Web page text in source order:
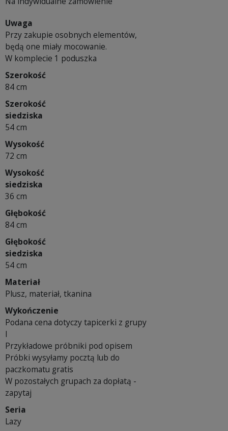
Uwaga
Przy zakupie osobnych elementów,
będą one miały mocowanie.
W komplecie 1 poduszka
Szerokość
84 cm
Szerokość
siedziska
54 cm
Wysokość
72 cm
Wysokość
siedziska
36 cm
Głębokość
84 cm
Głębokość
siedziska
54 cm
Materiał
Plusz, materiał, tkanina
Wykończenie
Podana cena dotyczy tapicerki z grupy
I
Przykładowe próbniki pod opisem
Próbki wysyłamy pocztą lub do
paczkomatu gratis
W pozostałych grupach za dopłatą -
zapytaj
Seria
Lazy